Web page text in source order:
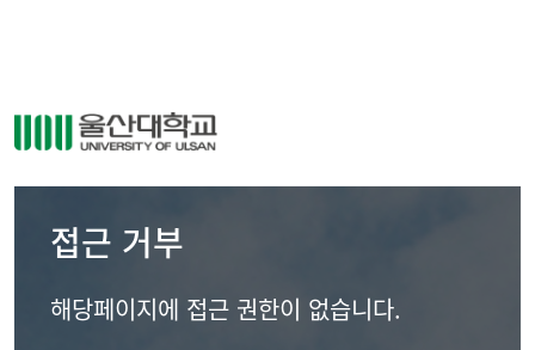
접근 거부
해당페이지에 접근 권한이 없습니다.